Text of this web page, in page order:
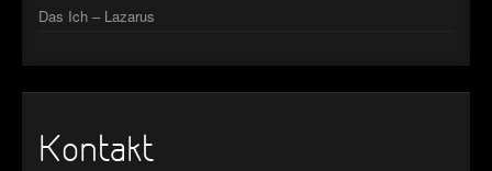
Das Ich – Lazarus
Kontakt